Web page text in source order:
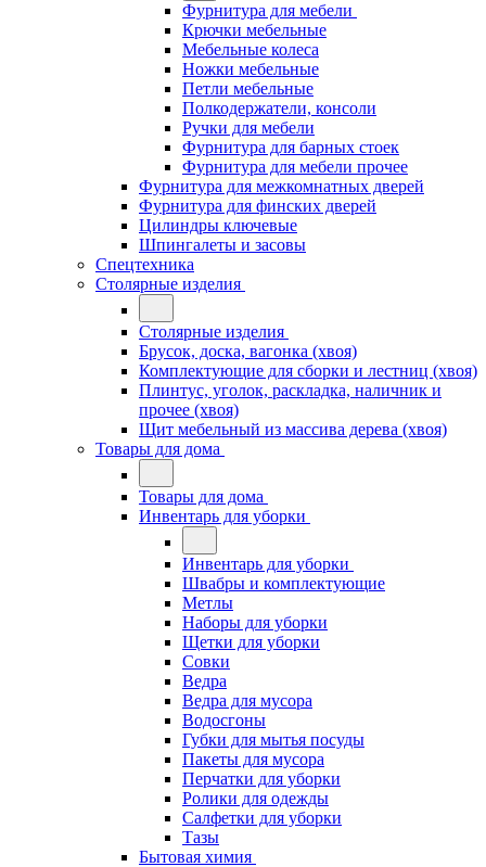
Фурнитура для мебели
Крючки мебельные
Мебельные колеса
Ножки мебельные
Петли мебельные
Полкодержатели, консоли
Ручки для мебели
Фурнитура для барных стоек
Фурнитура для мебели прочее
Фурнитура для межкомнатных дверей
Фурнитура для финских дверей
Цилиндры ключевые
Шпингалеты и засовы
Спецтехника
Столярные изделия
Столярные изделия
Брусок, доска, вагонка (хвоя)
Комплектующие для сборки и лестниц (хвоя)
Плинтус, уголок, раскладка, наличник и
прочее (хвоя)
Щит мебельный из массива дерева (хвоя)
Товары для дома
Товары для дома
Инвентарь для уборки
Инвентарь для уборки
Швабры и комплектующие
Метлы
Наборы для уборки
Щетки для уборки
Совки
Ведра
Ведра для мусора
Водосгоны
Губки для мытья посуды
Пакеты для мусора
Перчатки для уборки
Ролики для одежды
Салфетки для уборки
Тазы
Бытовая химия